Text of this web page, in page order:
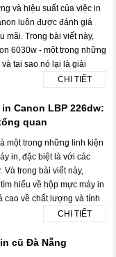
và hiệu suất của việc in
luôn được đánh giá
mãi. Trong bài viết này,
6030w - một trong những
tại sao nó lại là giải
CHI TIẾT
Canon LBP 226dw:
quan
một trong những linh kiện
in, đặc biệt là với các
Và trong bài viết này,
hiểu về hộp mực máy in
cao về chất lượng và tính
CHI TIẾT
cũ Đà Nẵng